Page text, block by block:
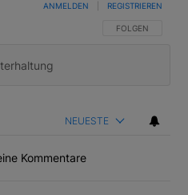
FOLGE DIESER
FOLGEN
ANMELDEN REGISTRIEREN
NEUESTE
Kommentare